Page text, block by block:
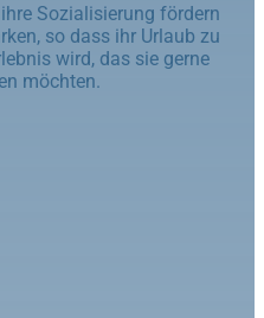
Sozialisierung fördern
so dass ihr Urlaub zu
wird, das sie gerne
möchten.